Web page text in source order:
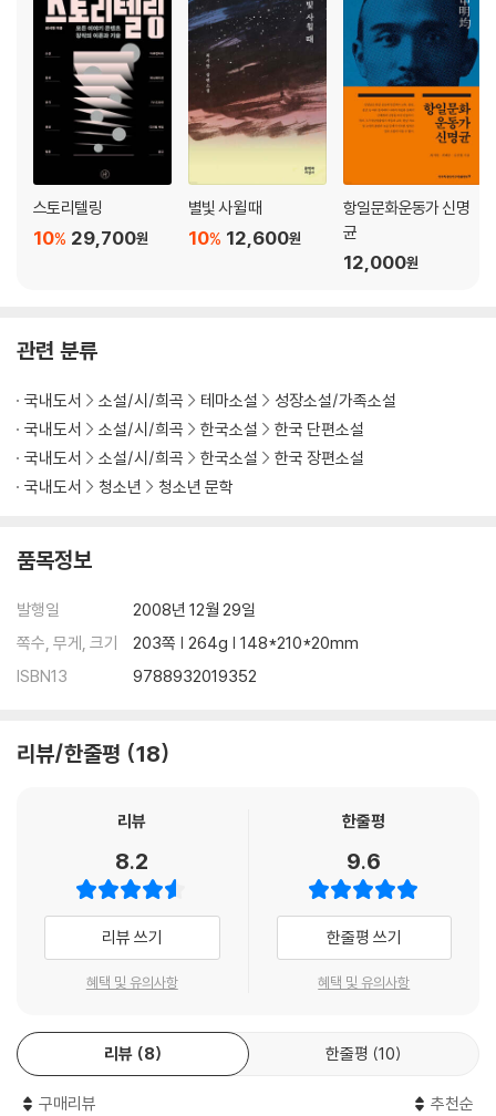
스토리텔링
29,700원
10%
별빛 사윌 때
12,600원
10%
항일문화운동가 신명
균
12,000원
관련 분류
국내도서 소설/시/희곡 테마소설
성장소설/가족소설
국내도서
소설/시/희곡 한국소설
한국 단편소설
국내도서
소설/시/희곡 한국소설
한국 장편소설
국내도서
청소년 청소년 문학
품목정보
발행일
2008년 12월 29일
쪽수, 무게, 크기
203쪽 | 264g | 148*210*20mm
ISBN13
9788932019352
리뷰/한줄평 18
리뷰
8.2
리뷰 쓰기
혜택 및 유의사항
한줄평
9.6
한줄평 쓰기
혜택 및 유의사항
리뷰 8 한줄평 10
구매리뷰 추천순